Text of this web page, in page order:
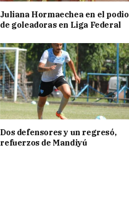
Juliana Hormaechea en el podio
de goleadoras en Liga Federal
Dos defensores y un regresó,
refuerzos de Mandiyú